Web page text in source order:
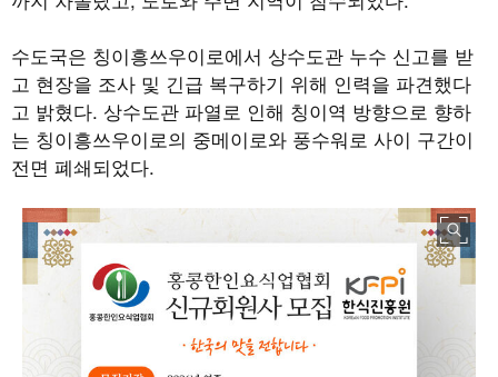
수도국은 칭이흥쓰우이로에서 상수도관 누수 신고를 받
고 현장을 조사 및 긴급 복구하기 위해 인력을 파견했다
고 밝혔다. 상수도관 파열로 인해 칭이역 방향으로 향하
는 칭이흥쓰우이로의 중메이로와 풍수워로 사이 구간이
전면 폐쇄되었다.